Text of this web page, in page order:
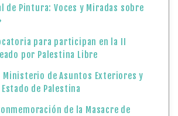
de Pintura: Voces y Miradas sobre
para participan en la II
por Palestina Libre
Ministerio de Asuntos Exteriores y
de Palestina
de la Masacre de